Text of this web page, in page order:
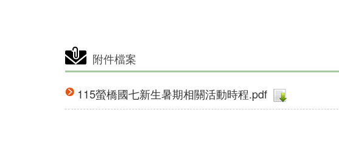
附件檔案
115螢橋國七新生暑期相關活動時程.pdf